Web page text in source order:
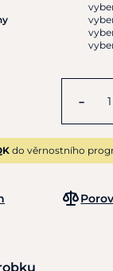
-
do věrnostního